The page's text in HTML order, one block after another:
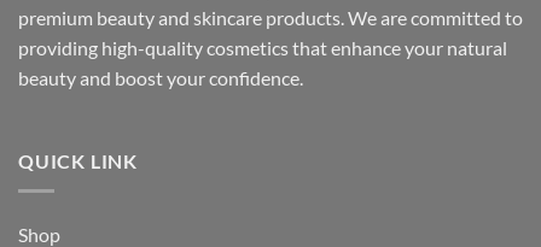
premium beauty and skincare products. We are committed to
providing high-quality cosmetics that enhance your natural
beauty and boost your confidence.
QUICK LINK
Shop